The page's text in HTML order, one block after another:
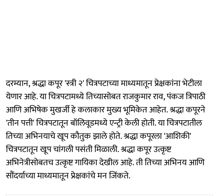
दरम्यान, श्रद्धा कपूर 'स्त्री २' चित्रपटाच्या माध्यमातून प्रेक्षकांना भेटीला
येणार आहे. या चित्रपटामध्ये तिच्यासोबत राजकुमार राव, पंकज त्रिपाठी
आणि अभिषेक मुखर्जी हे कलाकार मुख्य भूमिकेत आहेत. श्रद्धा कपूरने
'तीन पत्ती' चित्रपटातून बॉलिवूडमध्ये एन्ट्री केली होती. या चित्रपटातील
तिच्या अभिनयाचे खूप कौतुक झाले होते. श्रद्धा कपूरला 'आशिकी'
चित्रपटातून खूप चांगली पसंती मिळाली. श्रद्धा कपूर उत्कृष्ट
अभिनेत्रीसोबतच उत्कृष्ट गायिका देखील आहे. ती तिच्या अभिनय आणि
सौंदर्याच्या माध्यमातून प्रेक्षकांचे मन जिंकते.